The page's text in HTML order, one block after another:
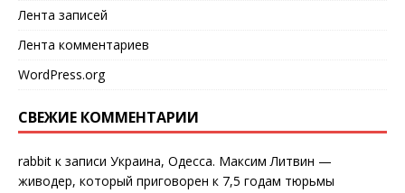
Лента записей
Лента комментариев
WordPress.org
СВЕЖИЕ КОММЕНТАРИИ
rabbit к записи Украина, Одесса. Максим Литвин —
живодер, который приговорен к 7,5 годам тюрьмы